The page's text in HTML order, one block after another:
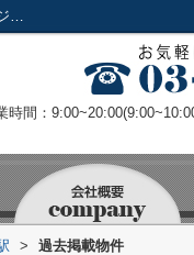
府中市白糸台４丁目の賃貸物件の過去掲載物件｜新宿・東京で賃貸・不動産をお探しなら株式会社ジャパンリアルエステート
時間：
> 過去掲載物件